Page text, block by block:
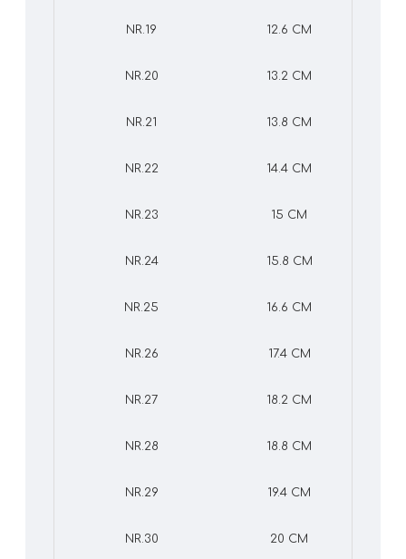
NR.19 12.6 CM
NR.20 13.2 CM
NR.21 13.8 CM
NR.22 14.4 CM
NR.23 15 CM
NR.24 15.8 CM
NR.25 16.6 CM
NR.26 17.4 CM
NR.27 18.2 CM
NR.28 18.8 CM
NR.29 19.4 CM
NR.30 20 CM